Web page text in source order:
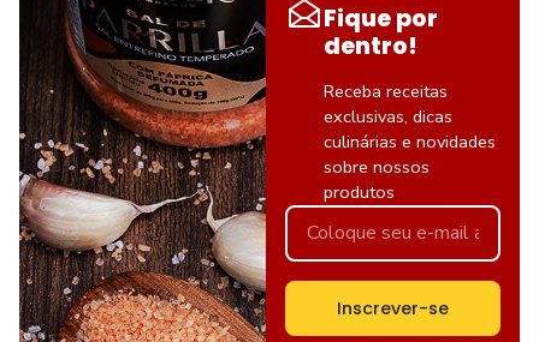
Fique por
dentro!
Receba receitas
exclusivas, dicas
culinárias e novidades
sobre nossos
produtos
Inscrever-se